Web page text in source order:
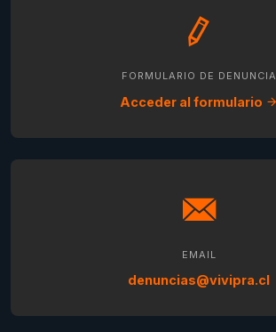
FORMULARIO DE DENUNCIA
Acceder al formulario
EMAIL
denuncias@vivipra.cl